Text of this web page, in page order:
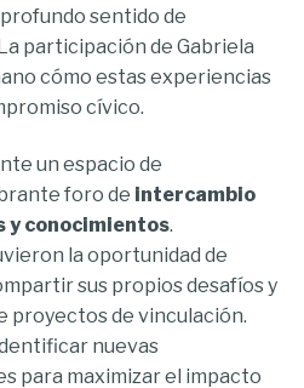
sentido de
participación de Gabriela
cómo estas experiencias
cívico.
un espacio de
foro de intercambio
y conocimientos.
la oportunidad de
sus propios desafíos y
proyectos de vinculación.
nuevas
para maximizar el impacto